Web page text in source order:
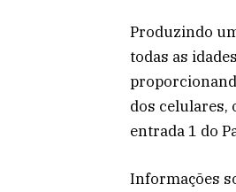
Produzindo
todas as
dos celulares,
entrada 1 do
Informações